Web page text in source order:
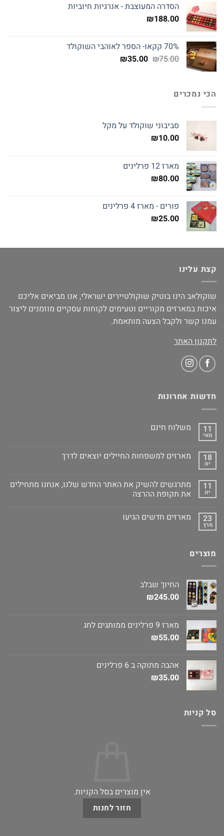
הסדרה המעוצבת - אנרגיות חיוביות
₪188.00
70% קקאו- הספר לאוהבי השוקולד
₪75.00
המחיר₪35.00 המחיר
הכי נמכרים
סביבוני שוקולד על מקל
₪10.00
מארז 12 פרלינים
₪80.00
פורים - מארז 4 פרלינים
₪25.00
קצת עלינו
שוקולאב הינו בוטיק שוקולטיירים ישראלי, אנו מביאים אליכם
איכות במארזים מקוריים וטעימים לקוחות עסקיים מוזמנים ליצור
עמנו קשר ולקבל הצעה מותאמת.
לתקנון האתר
חדשות אחרונות
11
מאי
משלוח חינם
18
יונ
מארזים למשפחות החיילים יוצאים לדרך
11
יונ
מתרגשים להשיק את האתר החדש שלנו, אנחנו מתחילים
את תקופת ההרצה
23
מרץ
מארזים חדשים הגיעו
מוצרים
החיוך שבלב
₪245.00
מארז 9 פרלינים ממותגים לחג
₪55.00
אהבה מתוקה ב 6 פרלינים
₪35.00
סל קניות
אין מוצרים בסל הקניות.
חזור לחנות